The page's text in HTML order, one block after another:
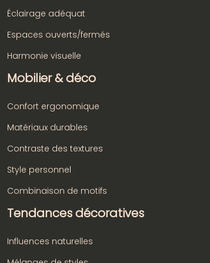
Éclairage adéquat
Espaces ouverts/fermés
Harmonie visuelle
Mobilier & déco
Confort ergonomique
Matériaux durables
Contraste des textures
Style personnel
Combinaison de motifs
Tendances décoratives
Influences naturelles